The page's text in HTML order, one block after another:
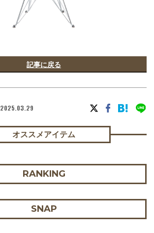
記事に戻る
2025.03.29
オススメアイテム
RANKING
SNAP